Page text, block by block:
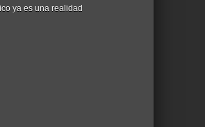
ya es una realidad